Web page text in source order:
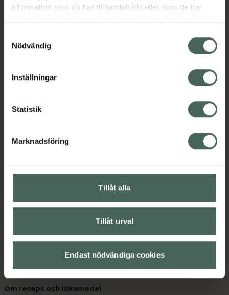
information som du har tillhandahållit eller som de har
återkalla ditt samtycke via webbplatsens
cookieinställningar. Ett återkallat samtycke påverkar inte
lagligheten av behandling som skett innan återkallelsen.
Nödvändig
Inställningar
Statistik
Marknadsföring
Tillåt alla
Tillåt urval
Endast nödvändiga cookies
EAN:05712440015364
Kronans Apotek finns här för dig. Du hittar oss från Skåne i
datorn. Oavsett vem du är så är det vårt uppdrag att
hjälpa just dig att må lite bättre. Välkommen att prata
Handla tryggt
Leverans, betalning och retur
Kundklubb
Sajtens tillgänglighet
Köpvillkor
Om recept och läkemedel